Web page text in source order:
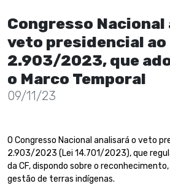
Congresso
veto presidencial ao
2.903/2023, que
o Marco Temporal
09/11/23
O Congresso Nacional analisará o veto
2.903/2023 (Lei 14.701/2023), que
da CF, dispondo sobre o
gestão de terras indígenas.